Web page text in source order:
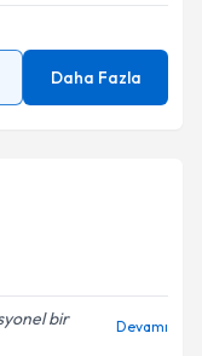
Daha Fazla
bir
Devamı